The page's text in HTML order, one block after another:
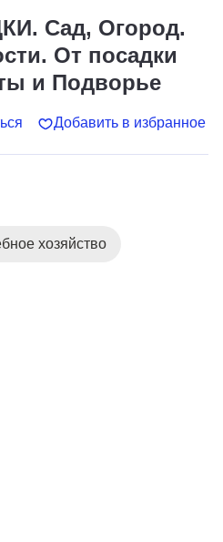
Сад, Огород.
От посадки
и Подворье
Добавить в избранное
хозяйство